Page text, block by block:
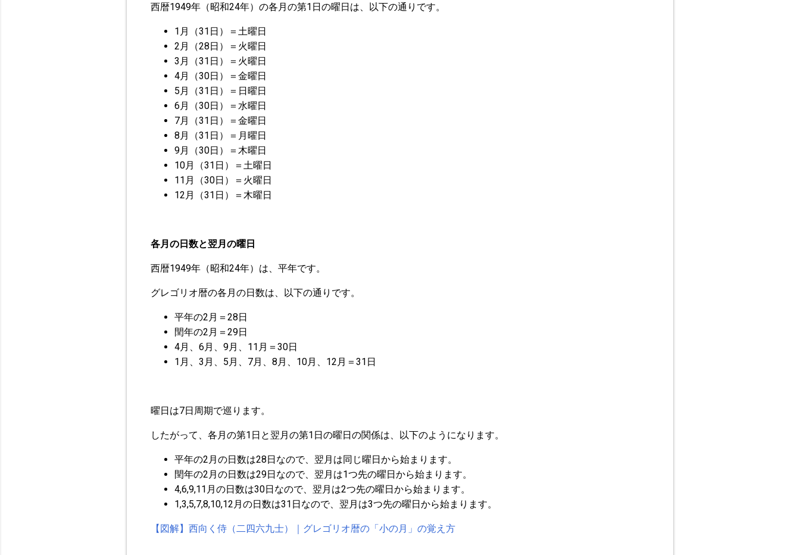
西暦1949年（昭和24年）の各月の第1日の曜日は、以下の通りです。
1月（31日）＝土曜日
2月（28日）＝火曜日
3月（31日）＝火曜日
4月（30日）＝金曜日
5月（31日）＝日曜日
6月（30日）＝水曜日
7月（31日）＝金曜日
8月（31日）＝月曜日
9月（30日）＝木曜日
10月（31日）＝土曜日
11月（30日）＝火曜日
12月（31日）＝木曜日
各月の日数と翌月の曜日
西暦1949年（昭和24年）は、平年です。
グレゴリオ暦の各月の日数は、以下の通りです。
平年の2月＝28日
閏年の2月＝29日
4月、6月、9月、11月＝30日
1月、3月、5月、7月、8月、10月、12月＝31日
曜日は7日周期で巡ります。
したがって、各月の第1日と翌月の第1日の曜日の関係は、以下のようになります。
平年の2月の日数は28日なので、翌月は同じ曜日から始まります。
閏年の2月の日数は29日なので、翌月は1つ先の曜日から始まります。
4,6,9,11月の日数は30日なので、翌月は2つ先の曜日から始まります。
1,3,5,7,8,10,12月の日数は31日なので、翌月は3つ先の曜日から始まります。
【図解】西向く侍（二四六九士）｜グレゴリオ暦の「小の月」の覚え方